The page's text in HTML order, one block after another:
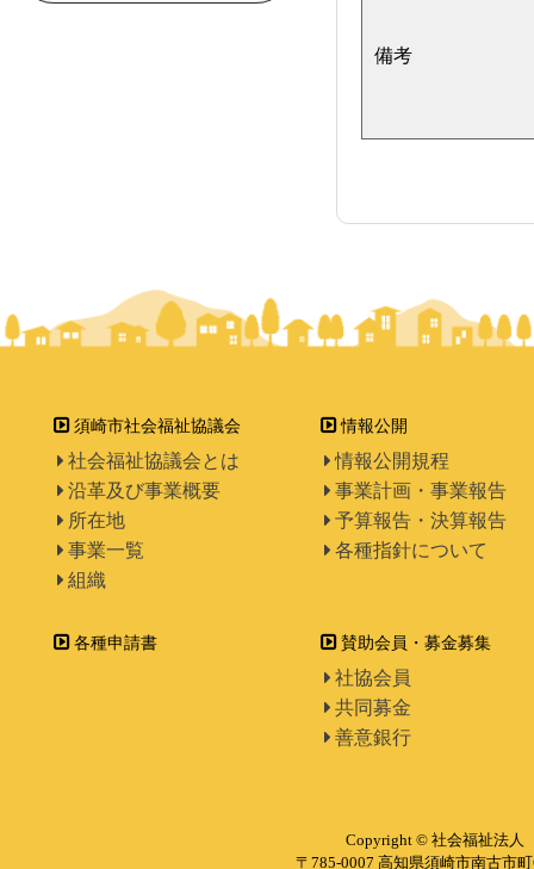
備考
須崎市社会福祉協議会
社会福祉協議会とは
沿革及び事業概要
所在地
事業一覧
組織
情報公開
情報公開規程
事業計画・事業報告
予算報告・決算報告
各種指針について
各種申請書 賛助会員・募金募集
社協会員
共同募金
善意銀行
Copyright © 社会福祉法人
〒785-0007 高知県須崎市南古市